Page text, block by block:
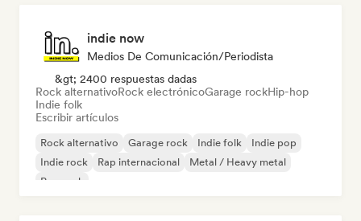
indie now
Medios De Comunicación/Periodista
&gt; 2400 respuestas dadas
Rock alternativoRock electrónicoGarage rockHip-hop
Indie folk
Escribir artículos
Rock alternativo Garage rock Indie folk
Indie pop
Indie rock
Rap internacional
Metal / Heavy metal
Pop rock